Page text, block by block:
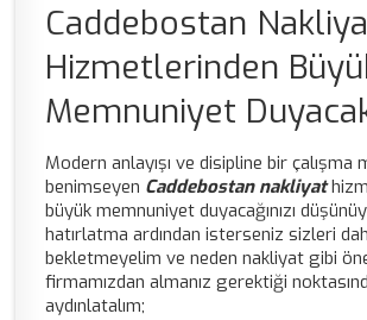
Caddebostan
Hizmetlerinden
Memnuniyet
Modern anlayışı ve disipline bir çalışma
benimseyen Caddebostan nakliyat
büyük memnuniyet duyacağınızı
hatırlatma ardından isterseniz sizleri
bekletmeyelim ve neden nakliyat gibi
firmamızdan almanız gerektiği
aydınlatalım;